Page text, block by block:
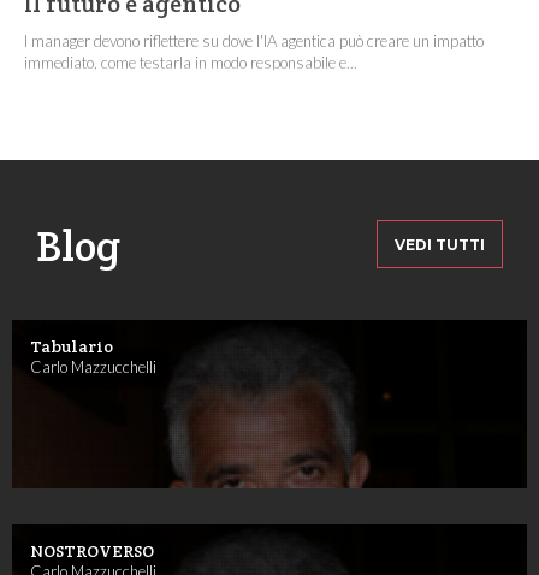
I manager devono riflettere su dove l'IA agentica può creare un impatto
immediato, come testarla in modo responsabile e...
Blog VEDI TUTTI
Tabulario
Carlo Mazzucchelli
NOSTROVERSO
Carlo Mazzucchelli